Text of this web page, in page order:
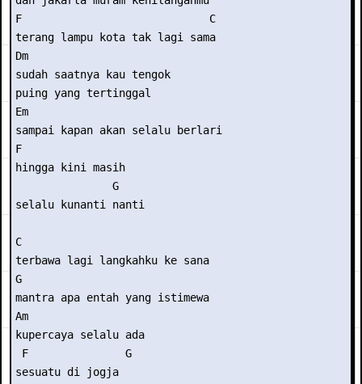
F                             C
terang lampu kota tak lagi sama
Dm
sudah saatnya kau tengok
puing yang tertinggal
Em
sampai kapan akan selalu berlari
F
hingga kini masih
               G
selalu kunanti nanti
C
terbawa lagi langkahku ke sana
G
mantra apa entah yang istimewa
Am
kupercaya selalu ada
F               G
sesuatu di jogja